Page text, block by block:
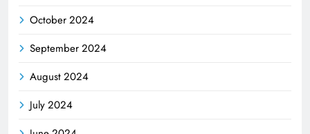
October 2024
September 2024
August 2024
July 2024